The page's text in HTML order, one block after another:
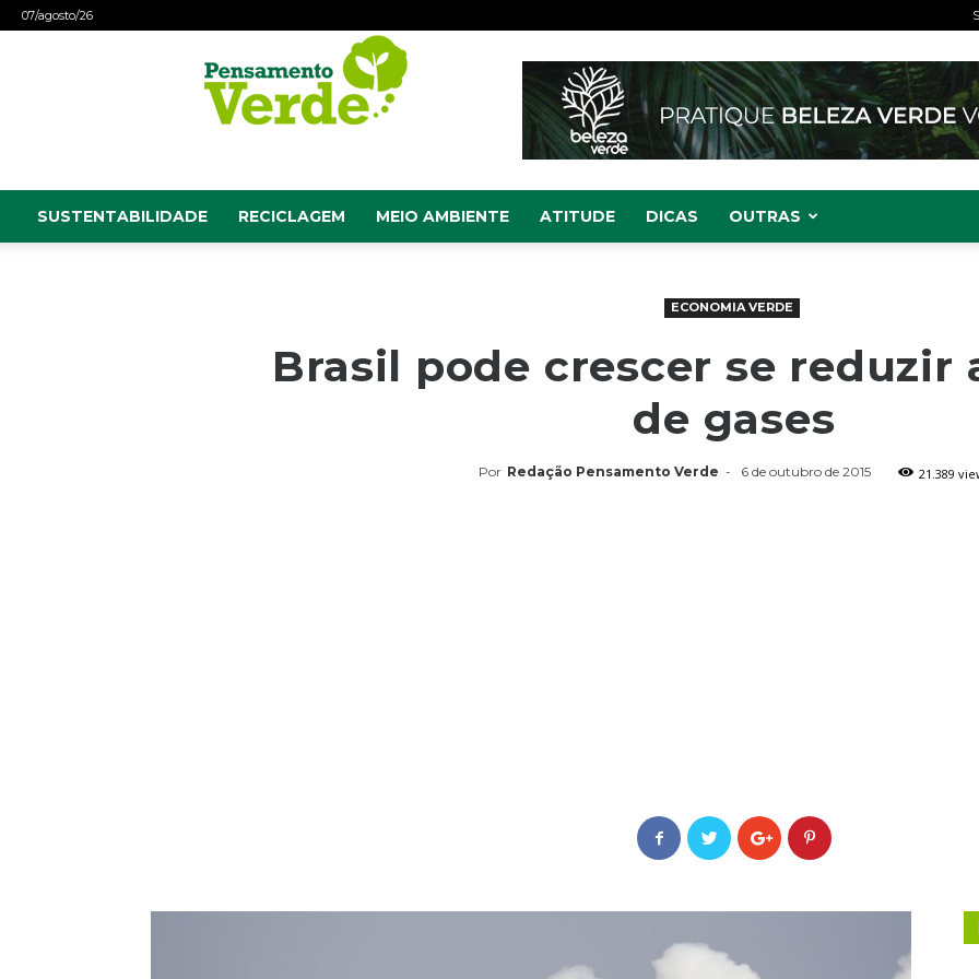
07/agosto/26
SUSTENTABILIDADE RECICLAGEM MEIO AMBIENTE ATITUDE DICAS OUTRAS
ECONOMIA VERDE
Brasil pode crescer se reduzir
de gases
Por Redação Pensamento Verde - 6 de outubro de 2015 21.389